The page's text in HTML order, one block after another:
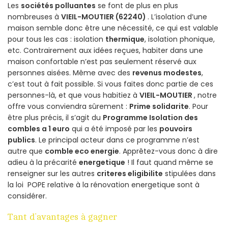
Les sociétés polluantes se font de plus en plus
nombreuses à VIEIL-MOUTIER (62240) . L’isolation d’une
maison semble donc être une nécessité, ce qui est valable
pour tous les cas : isolation thermique, isolation phonique,
etc. Contrairement aux idées reçues, habiter dans une
maison confortable n’est pas seulement réservé aux
personnes aisées. Même avec des revenus modestes,
c’est tout à fait possible. Si vous faites donc partie de ces
personnes-là, et que vous habitiez à VIEIL-MOUTIER , notre
offre vous conviendra sûrement : Prime solidarite. Pour
être plus précis, il s’agit du Programme Isolation des
combles a 1 euro qui a été imposé par les pouvoirs
publics. Le principal acteur dans ce programme n’est
autre que comble eco energie. Apprêtez-vous donc à dire
adieu à la précarité energetique ! Il faut quand même se
renseigner sur les autres criteres eligibilite stipulées dans
la loi POPE relative à la rénovation energetique sont à
considérer.
Tant d’avantages à gagner